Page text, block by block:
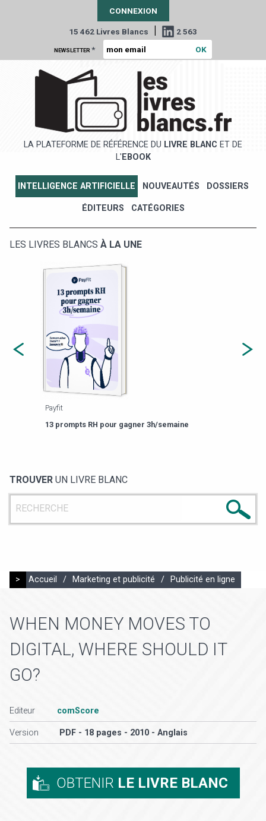
CONNEXION
15 462 Livres Blancs | 2 563
NEWSLETTER *
LA PLATEFORME DE RÉFÉRENCE DU LIVRE BLANC ET DE
L' EBOOK
INTELLIGENCE ARTIFICIELLE NOUVEAUTÉS DOSSIERS
ÉDITEURS CATÉGORIES
LES LIVRES BLANCS À LA UNE
Payfit
13 prompts RH pour gagner 3h/semaine
TROUVER UN LIVRE BLANC
> Accueil / Marketing et publicité / Publicité en ligne
WHEN MONEY MOVES TO
DIGITAL, WHERE SHOULD IT
GO?
Editeur comScore
Version PDF - 18 pages - 2010 - Anglais
OBTENIR LE LIVRE BLANC